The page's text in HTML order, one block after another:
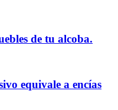
de tu alcoba.
equivale a encías